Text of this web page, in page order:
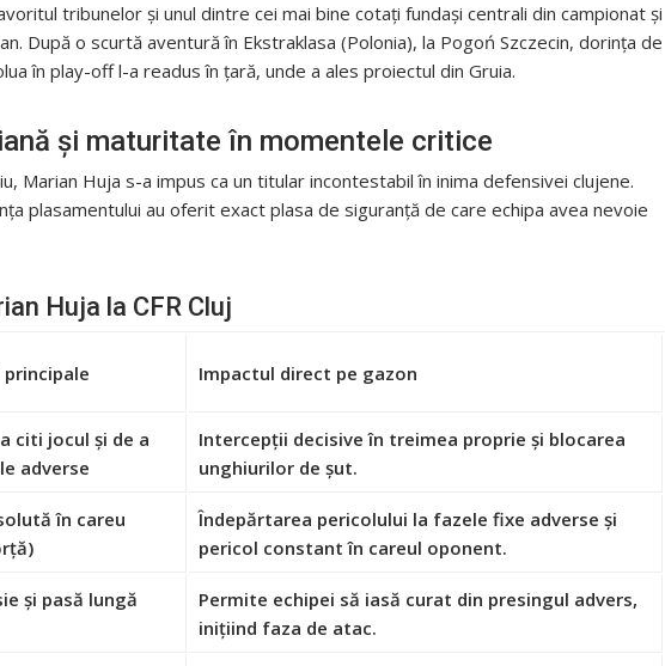
tribunelor și unul dintre cei mai bine cotați fundași centrali din campionat și
După o scurtă aventură în Ekstraklasa (Polonia), la Pogoń Szczecin, dorința de
în play-off l-a readus în țară, unde a ales proiectul din Gruia.
și maturitate în momentele critice
Marian Huja s-a impus ca un titular incontestabil în inima defensivei clujene.
plasamentului au oferit exact plasa de siguranță de care echipa avea nevoie
Huja la CFR Cluj
Impactul direct pe gazon
citi jocul și de a
adverse
Intercepții decisive în treimea proprie și blocarea
unghiurilor de șut.
în careu
Îndepărtarea pericolului la fazele fixe adverse și
pericol constant în careul oponent.
și pasă lungă
Permite echipei să iasă curat din presingul advers,
inițiind faza de atac.